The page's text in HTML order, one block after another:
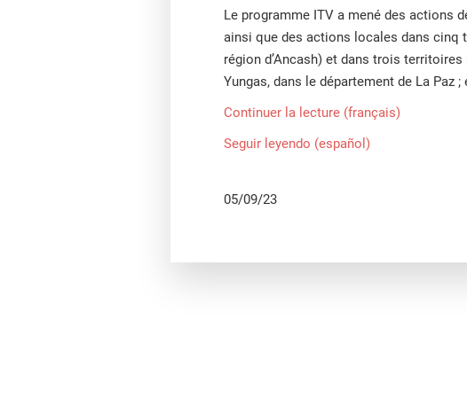
Le programme ITV a mené des actions
ainsi que des actions locales dans cinq
région d’Ancash) et dans trois
Yungas, dans le département de La Paz
Continuer la lecture (français)
Seguir leyendo (español)
05/09/23